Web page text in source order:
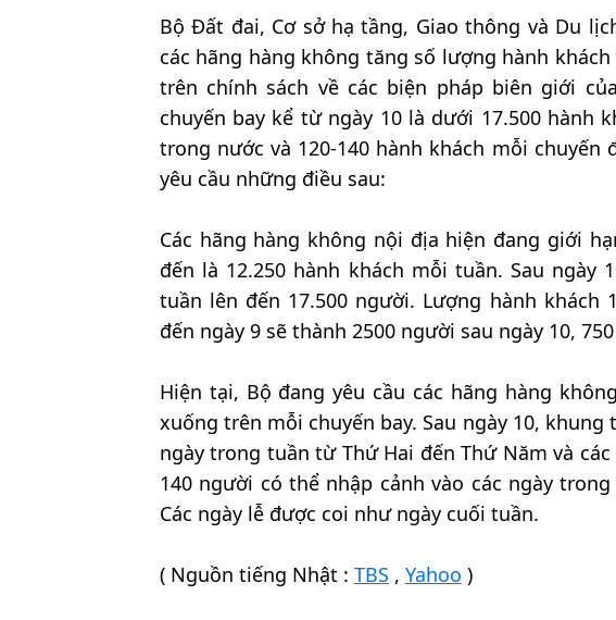
Bộ Đất đai, Cơ sở hạ tầng, Giao thông và Du
các hãng hàng không tăng số lượng hành
trên chính sách về các biện pháp biên giới
chuyến bay kể từ ngày 10 là dưới 17.500 hành
trong nước và 120-140 hành khách mỗi
yêu cầu những điều sau:
Các hãng hàng không nội địa hiện đang giới
đến là 12.250 hành khách mỗi tuần. Sau
tuần lên đến 17.500 người. Lượng hành
đến ngày 9 sẽ thành 2500 người sau ngày 10,
Hiện tại, Bộ đang yêu cầu các hãng hàng
xuống trên mỗi chuyến bay. Sau ngày 10,
ngày trong tuần từ Thứ Hai đến Thứ Năm và
140 người có thể nhập cảnh vào các ngày
Các ngày lễ được coi như ngày cuối tuần.
( Nguồn tiếng Nhật : TBS , Yahoo )